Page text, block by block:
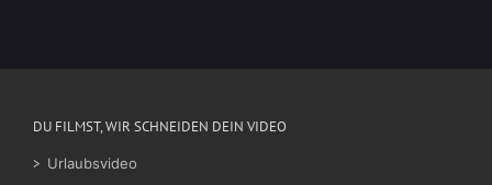
DU FILMST, WIR SCHNEIDEN DEIN VIDEO
Urlaubsvideo